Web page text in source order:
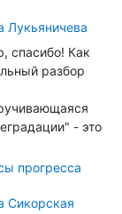
и потом они
перенесены в
Поэтому
реальная
бы говорила не
катастрофе,
риске,
А так да 👍
Лукьяничева
спасибо! Как
разбор
- это
прогресса
Сикорская